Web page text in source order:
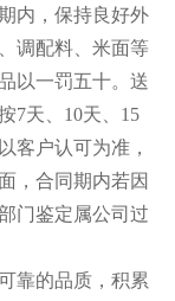
内，保持良好外
调配料、米面等
以一罚五十。送
7天、10天、15
客户认可为准，
，合同期内若因
门鉴定属公司过
靠的品质，积累